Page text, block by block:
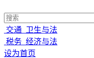
交通 卫生与法
税务 经济与法
设为首页